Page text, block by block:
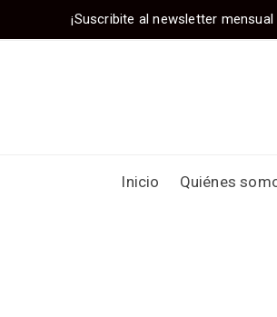
Inicio Quiénes
¡Suscribite al newsletter